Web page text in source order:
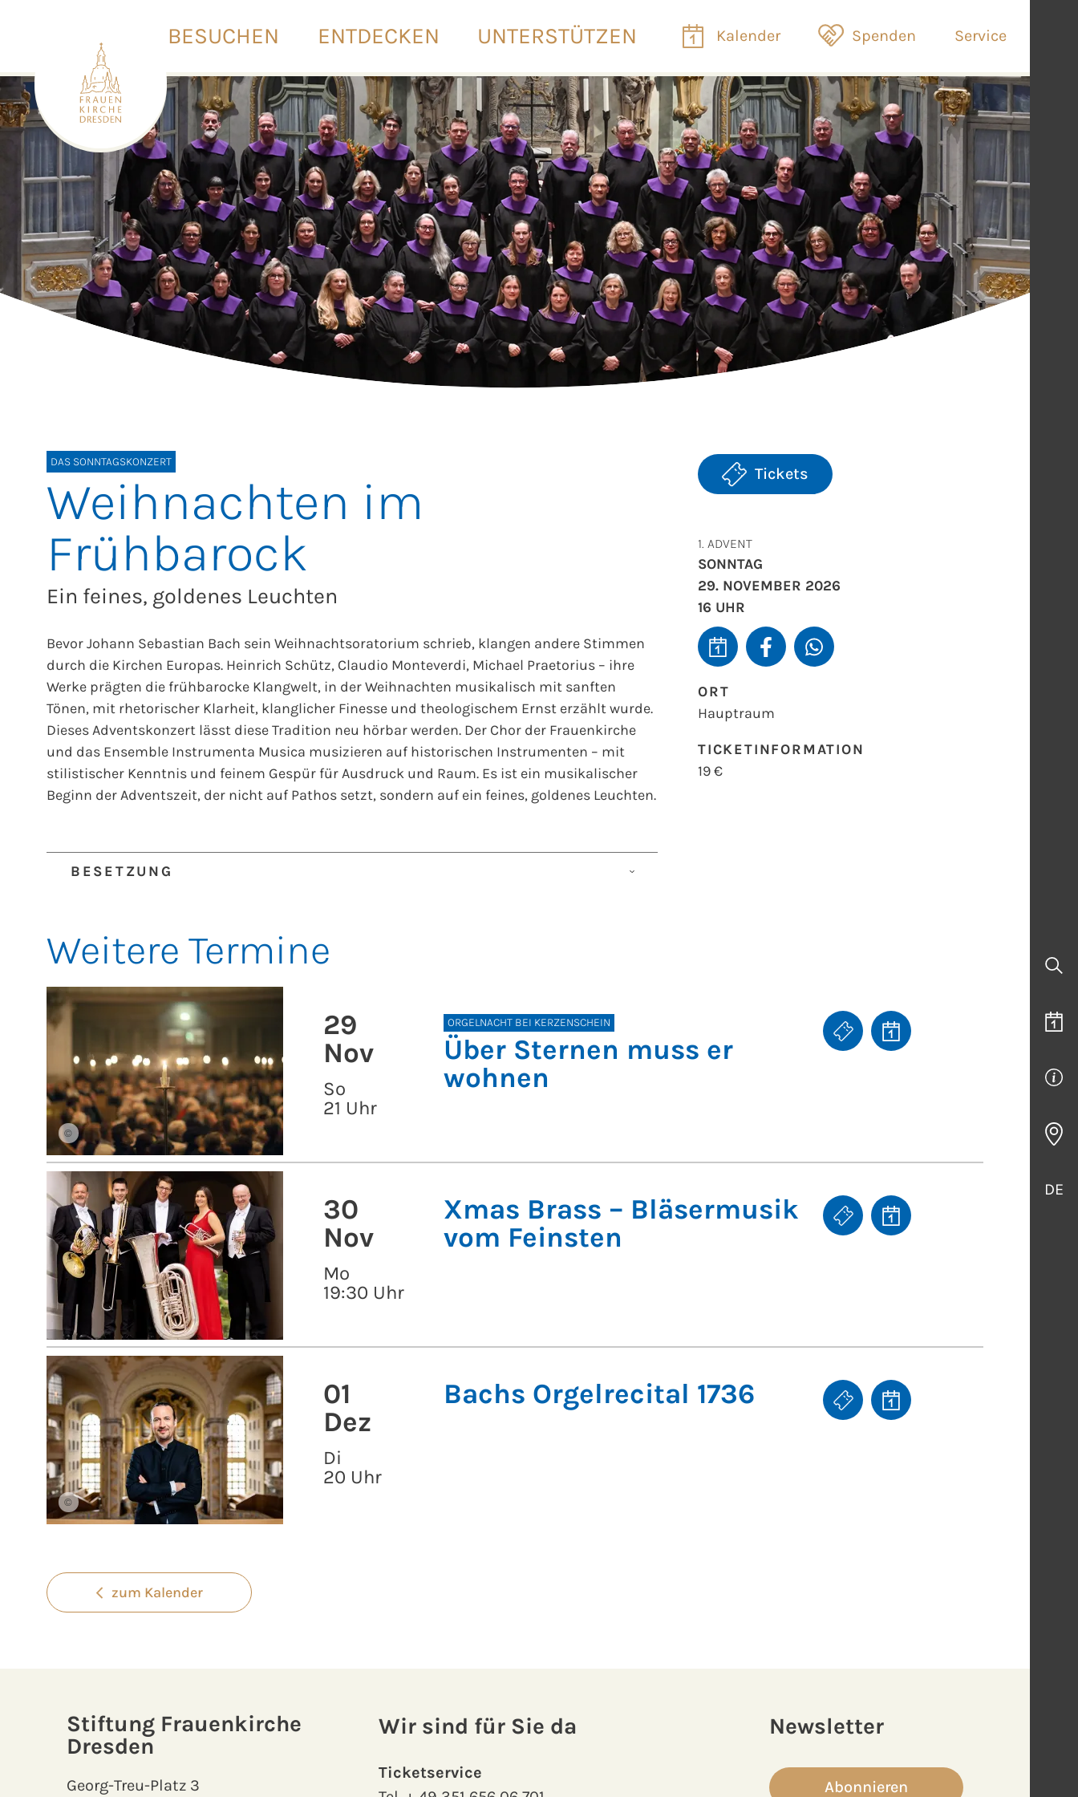
BESUCHEN ENTDECKEN UNTERSTÜTZEN Kalender Spenden Service
DAS SONNTAGSKONZERT
Weihnachten im
Frühbarock
Ein feines, goldenes Leuchten
Bevor Johann Sebastian Bach sein Weihnachtsoratorium schrieb, klangen andere Stimmen
durch die Kirchen Europas. Heinrich Schütz, Claudio Monteverdi, Michael Praetorius – ihre
Werke prägten die frühbarocke Klangwelt, in der Weihnachten musikalisch mit sanften
Tönen, mit rhetorischer Klarheit, klanglicher Finesse und theologischem Ernst erzählt wurde.
Dieses Adventskonzert lässt diese Tradition neu hörbar werden. Der Chor der Frauenkirche
und das Ensemble Instrumenta Musica musizieren auf historischen Instrumenten – mit
stilistischer Kenntnis und feinem Gespür für Ausdruck und Raum. Es ist ein musikalischer
Beginn der Adventszeit, der nicht auf Pathos setzt, sondern auf ein feines, goldenes Leuchten.
BESETZUNG
LeitungFrauenkirchenkantor Matthias Grünert
Geistliches Wort, Gebet und Segen Frauenkirchenpfarrer Markus Engelhardt
Tickets
1. ADVENT
SONNTAG
29. NOVEMBER 2026
16 UHR
ORT
Hauptraum
TICKETINFORMATION
19 €
Weitere Termine
©
29
Nov
So
21 Uhr
ORGELNACHT BEI KERZENSCHEIN
Über Sternen muss er
wohnen
30
Nov
Mo
19:30 Uhr
Xmas Brass – Bläsermusik
vom Feinsten
©
01
Dez
Di
20 Uhr
Bachs Orgelrecital 1736
zum Kalender
Stiftung Frauenkirche
Dresden
Georg-Treu-Platz 3
Wir sind für Sie da
Ticketservice
Newsletter
Abonnieren
DE